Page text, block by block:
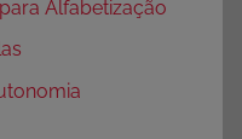
Alfabetização